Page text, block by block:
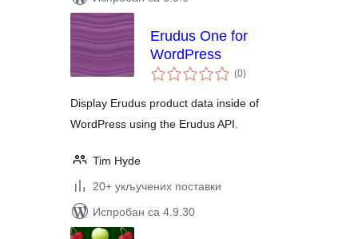
Erudus One for
WordPress
(0укупних
оцена
)
Display Erudus product data inside of
WordPress using the Erudus API.
Tim Hyde
20+ укључених поставки
Испробан са 4.9.30